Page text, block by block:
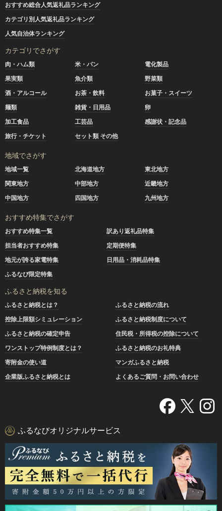
おすすめ総合人気返礼品ランキング
カテゴリ別人気返礼品ランキング
人気自治体ランキング
カテゴリでさがす
肉・ハム類 米・パン
電化製品
果実類
魚介類
野菜類
酒・アルコール
お茶・飲料
お菓子・スイーツ
麺類
雑貨・日用品
卵
加工食品
工芸品
感謝状・記念品
旅行・チケット
セット類 その他
地域でさがす
地域一覧 北海道地方
東北地方
関東地方
中部地方
近畿地方
中国地方
四国地方 九州地方
おすすめ特集でさがす
おすすめ特集一覧
訳あり返礼品特集
担当者おすすめ特集
定期便特集
地元が誇る家電特集
日用品・消耗品特集
ふるなび限定特集
ふるさと納税を知る
ふるさと納税とは？
ふるさと納税の流れ
控除上限額シミュレーション
ふるさと納税制度について
ふるさと納税の確定申告
住民税・所得税の控除について
ワンストップ特例制度とは？
ふるさと納税のお礼特典
寄附金の使い道
マンガふるさと納税
企業版ふるさと納税とは
よくあるご質問・お問い合わせ
ふるなびオリジナルサービス